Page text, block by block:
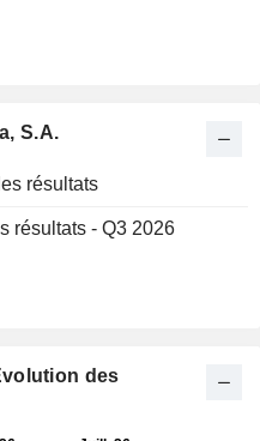
S.A.
résultats
résultats - Q3 2026
des